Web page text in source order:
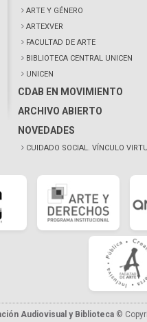
ARTE Y GÉNERO
ARTEXVER
FACULTAD DE ARTE
BIBLIOTECA CENTRAL UNICEN
UNICEN
CDAB EN MOVIMIENTO
ARCHIVO ABIERTO
NOVEDADES
CUIDADO SOCIAL. VÍNCULO
Audiovisual y Biblioteca ©